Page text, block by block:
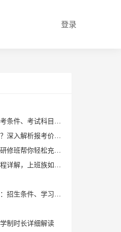
登录
试科目和备考技巧详解
报考价值与学习方向
轻松充电提升专业能力
上班族如何提升学历
习方式与就业前景解析
制时长详细解读